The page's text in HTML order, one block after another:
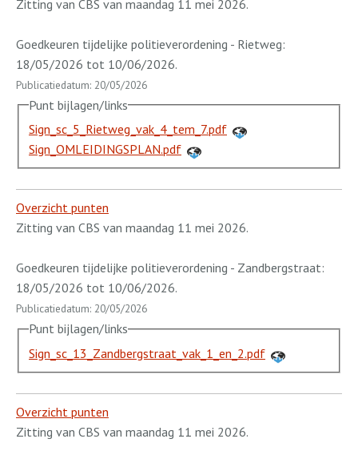
Zitting van CBS van maandag 11 mei 2026.
Goedkeuren tijdelijke politieverordening - Rietweg:
18/05/2026 tot 10/06/2026.
Publicatiedatum: 20/05/2026
Punt bijlagen/links
Sign_sc_5_Rietweg_vak_4_tem_7.pdf
Sign_OMLEIDINGSPLAN.pdf
Overzicht punten
Zitting van CBS van maandag 11 mei 2026.
Goedkeuren tijdelijke politieverordening - Zandbergstraat:
18/05/2026 tot 10/06/2026.
Publicatiedatum: 20/05/2026
Punt bijlagen/links
Sign_sc_13_Zandbergstraat_vak_1_en_2.pdf
Overzicht punten
Zitting van CBS van maandag 11 mei 2026.